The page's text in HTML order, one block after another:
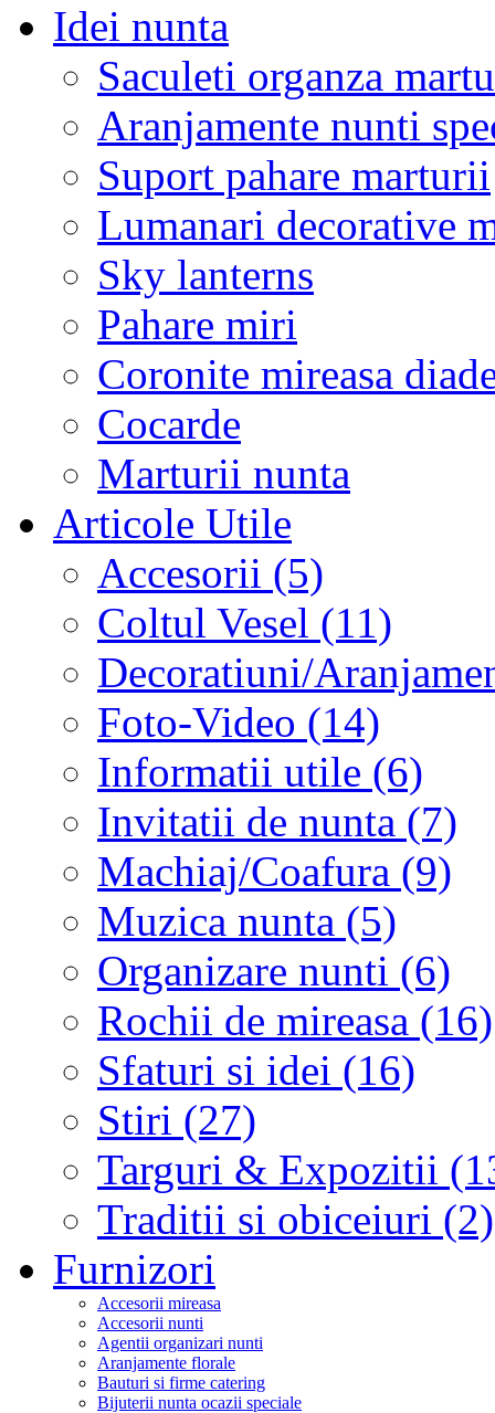
Idei nunta
Saculeti organza
Aranjamente nunti
Suport pahare marturii
Lumanari decorative
Sky lanterns
Pahare miri
Coronite mireasa
Cocarde
Marturii nunta
Articole Utile
Accesorii (5)
Coltul Vesel (11)
Decoratiuni/
Foto-Video (14)
Informatii utile (6)
Invitatii de nunta (7)
Machiaj/Coafura (9)
Muzica nunta (5)
Organizare nunti (6)
Rochii de mireasa (16)
Sfaturi si idei (16)
Stiri (27)
Targuri & Expozitii
Traditii si obiceiuri (2)
Furnizori
Accesorii mireasa
Accesorii nunti
Agentii organizari nunti
Aranjamente florale
Bauturi si firme catering
Bijuterii nunta ocazii speciale